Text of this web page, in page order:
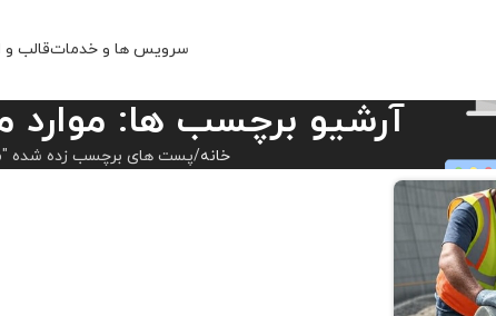
سرویس ها و خدماتقالب و
آرشیو برچسب ها:
خانه پست های برچسب زده شده